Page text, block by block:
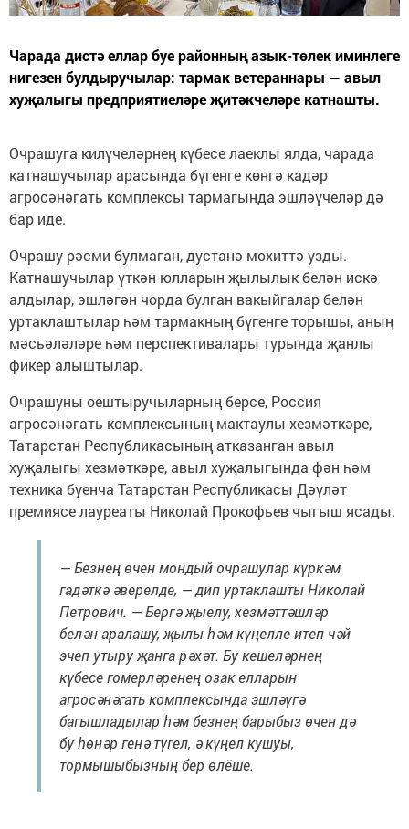
Чарада дистә еллар буе районның азык-төлек иминлеге
нигезен булдыручылар: тармак ветераннары — авыл
хуҗалыгы предприятиеләре җитәкчеләре катнашты.
Очрашуга килүчеләрнең күбесе лаеклы ялда, чарада
катнашучылар арасында бүгенге көнгә кадәр
агросәнәгать комплексы тармагында эшләүчеләр дә
бар иде.
Очрашу рәсми булмаган, дустанә мохиттә узды.
Катнашучылар үткән юлларын җылылык белән искә
алдылар, эшләгән чорда булган вакыйгалар белән
уртаклаштылар һәм тармакның бүгенге торышы, аның
мәсьәләләре һәм перспективалары турында җанлы
фикер алыштылар.
Очрашуны оештыручыларның берсе, Россия
агросәнәгать комплексының мактаулы хезмәткәре,
Татарстан Республикасының атказанган авыл
хуҗалыгы хезмәткәре, авыл хуҗалыгында фән һәм
техника буенча Татарстан Республикасы Дәүләт
премиясе лауреаты Николай Прокофьев чыгыш ясады.
— Безнең өчен мондый очрашулар күркәм
гадәткә әверелде, — дип уртаклашты Николай
Петрович. — Бергә җыелу, хезмәттәшләр
белән аралашу, җылы һәм күңелле итеп чәй
эчеп утыру җанга рәхәт. Бу кешеләрнең
күбесе гомерләренең озак елларын
агросәнәгать комплексында эшләүгә
багышладылар һәм безнең барыбыз өчен дә
бу һөнәр генә түгел, ә күңел кушуы,
тормышыбызның бер өлёше.